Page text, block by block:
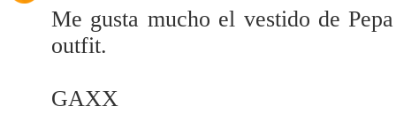
Me gusta mucho el vestido de
outfit.
GAXX